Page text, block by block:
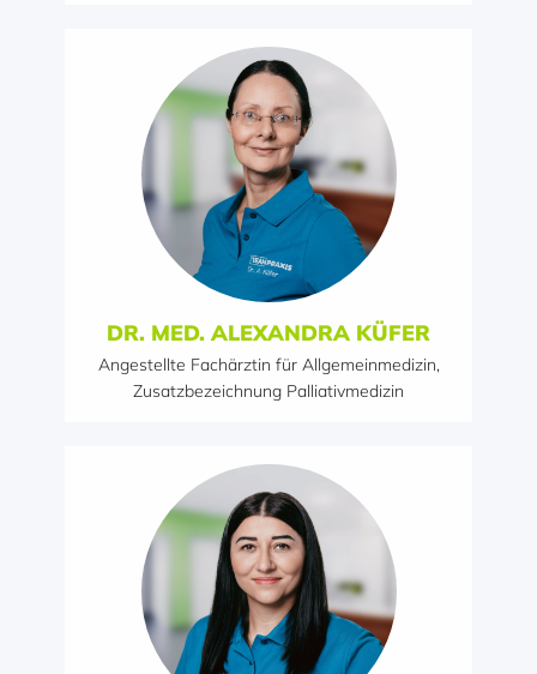
DR. MED. ALEXANDRA KÜFER
Angestellte Fachärztin für Allgemeinmedizin,
Zusatzbezeichnung Palliativmedizin